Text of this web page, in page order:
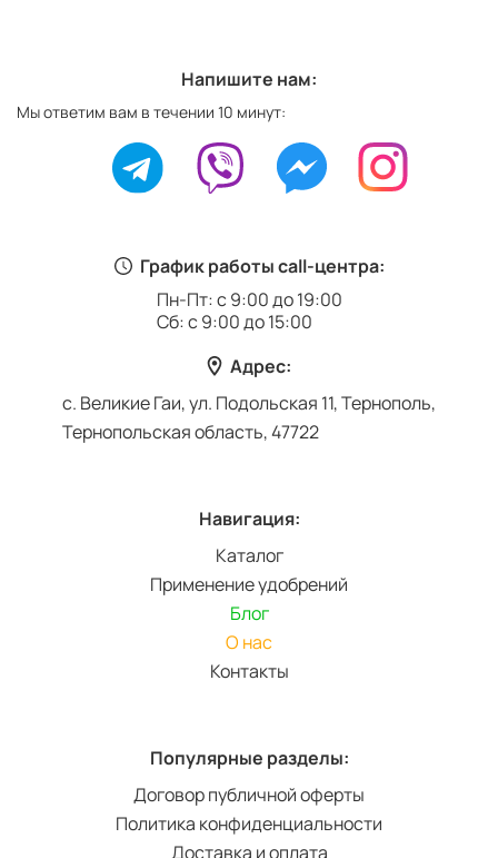
График работы call-центра:
Пн-Пт: с 9:00 до 19:00
Сб: с 9:00 до 15:00
Адрес:
с. Великие Гаи, ул. Подольская 11, Тернополь,
Тернопольская область, 47722
Навигация:
Каталог
Применение удобрений
Блог
О нас
Контакты
Популярные разделы:
Договор публичной оферты
Политика конфиденциальности
Доставка и оплата
Напишите нам:
Мы ответим вам в течении 10 минут: